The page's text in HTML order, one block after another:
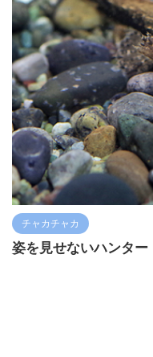
チャカチャカ
姿を見せないハンタ